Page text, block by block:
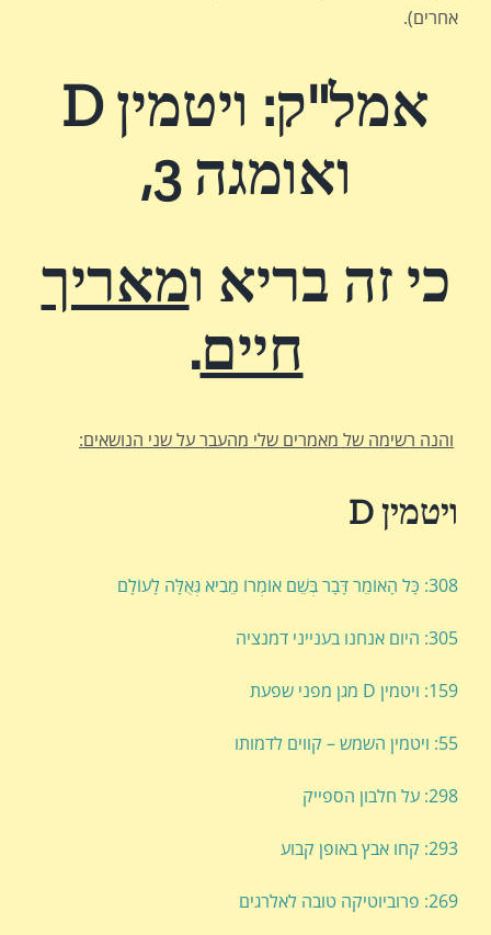
אחרים).
אמל"ק: ויטמיןD
ואומגה 3,
כי זה בריא ומאריך
חיים.
והנה רשימה של מאמרים שלי מהעבר על שני הנושאים:
ויטמיןD
308: כָּל הָאוֹמֵר דָּבָר בְּשֵׁם אוֹמְרוֹ מֵבִיא גְּאֻלָּה לָעוֹלָם
305: היום אנחנו בענייני דמנציה
159: ויטמין D מגן מפני שפעת
55: ויטמין השמש – קווים לדמותו
298: על חלבון הספייק
293: קחו אבץ באופן קבוע
269: פרוביוטיקה טובה לאלרגים